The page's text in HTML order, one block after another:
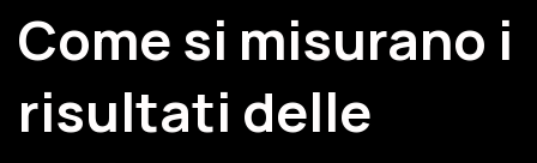
Come si misurano i
risultati delle